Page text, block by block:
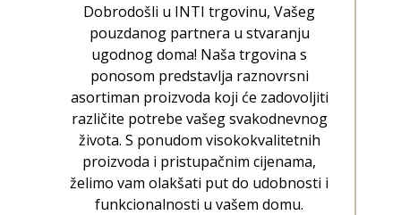
Dobrodošli u INTI trgovinu, Vašeg
pouzdanog partnera u stvaranju
ugodnog doma! Naša trgovina s
ponosom predstavlja raznovrsni
asortiman proizvoda koji će zadovoljiti
različite potrebe vašeg svakodnevnog
života. S ponudom visokokvalitetnih
proizvoda i pristupačnim cijenama,
želimo vam olakšati put do udobnosti i
funkcionalnosti u vašem domu.